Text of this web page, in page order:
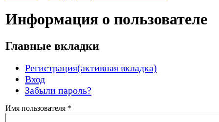
Информация о пользователе
Главные вкладки
Регистрация(активная вкладка)
Вход
Забыли пароль?
Имя пользователя *